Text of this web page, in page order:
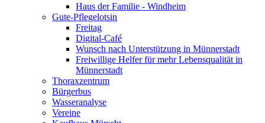
Haus der Familie - Windheim
Gute-Pflegelotsin
Freitag
Digital-Café
Wunsch nach Unterstützung in Münnerstadt
Freiwillige Helfer für mehr Lebensqualität in
Münnerstadt
Thoraxzentrum
Bürgerbus
Wasseranalyse
Vereine